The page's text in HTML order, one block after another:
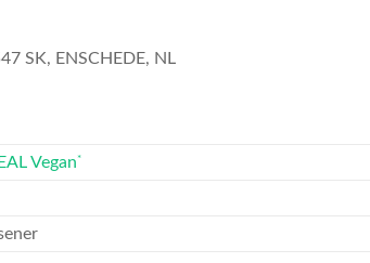
SK, ENSCHEDE, NL
Vegan*